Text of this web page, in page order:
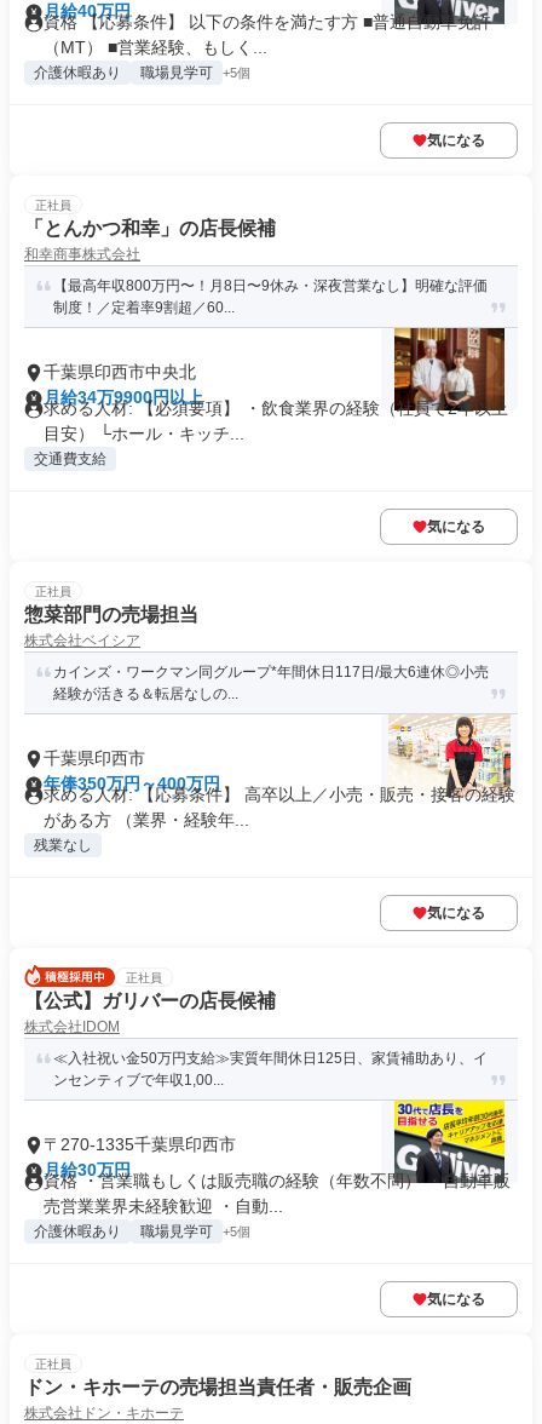
月給40万円
資格 【応募条件】 以下の条件を満たす方 ■普通自動車免許
（MT） ■営業経験、もしく...
介護休暇あり 職場見学可 +5個
気になる
正社員
「とんかつ和幸」の店長候補
和幸商事株式会社
【最高年収800万円〜！月8日〜9休み・深夜営業なし】明確な評価
制度！／定着率9割超／60...
千葉県印西市中央北
月給34万9900円以上
求める人材: 【必須要項】 ・飲食業界の経験（社員で2年以上
目安） └ホール・キッチ...
交通費支給
気になる
正社員
惣菜部門の売場担当
株式会社ベイシア
カインズ・ワークマン同グループ*年間休日117日/最大6連休◎小売
経験が活きる＆転居なしの...
千葉県印西市
年俸350万円～400万円
求める人材: 【応募条件】 高卒以上／小売・販売・接客の経験
がある方 （業界・経験年...
残業なし
気になる
正社員
【公式】ガリバーの店長候補
株式会社IDOM
≪入社祝い金50万円支給≫実質年間休日125日、家賃補助あり、イ
ンセンティブで年収1,00...
〒270-1335千葉県印西市
月給30万円
資格 ・営業職もしくは販売職の経験（年数不問） ・自動車販
売営業業界未経験歓迎 ・自動...
介護休暇あり 職場見学可 +5個
気になる
正社員
ドン・キホーテの売場担当責任者・販売企画
株式会社ドン・キホーテ